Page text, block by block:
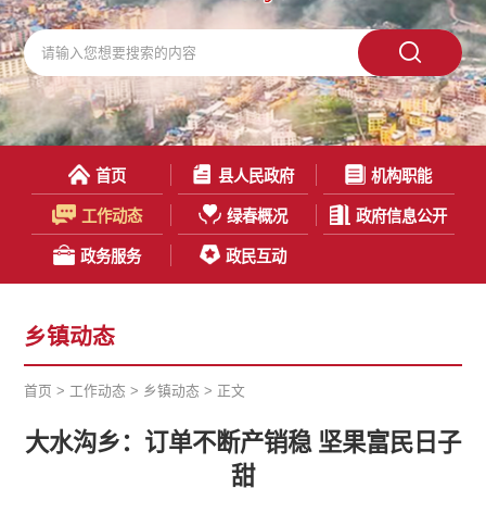
首页 县人民政府 机构职能
工作动态 绿春概况 政府信息公开
政务服务 政民互动
乡镇动态
首页 > 工作动态 > 乡镇动态 > 正文
大水沟乡：订单不断产销稳 坚果富民日子
甜